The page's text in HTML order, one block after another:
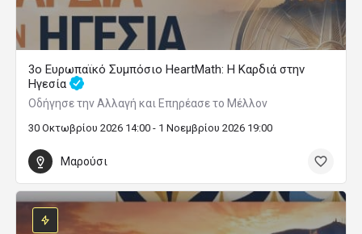
3ο Ευρωπαϊκό Συμπόσιο HeartMath: Η Καρδιά στην
Ηγεσία
Οδήγησε την Αλλαγή και Επηρέασε το Μέλλον
30 Οκτωβρίου 2026 14:00 - 1 Νοεμβρίου 2026 19:00
Μαρούσι